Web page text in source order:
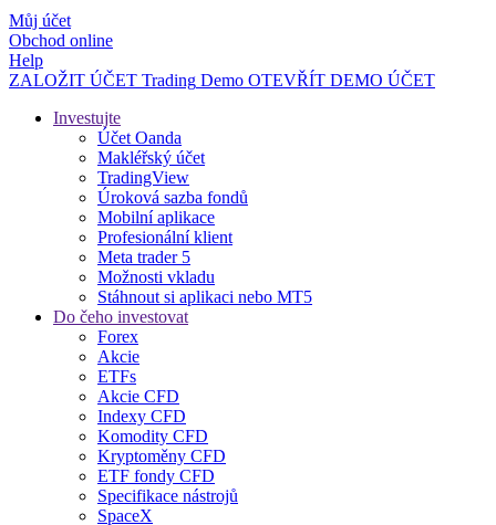
Můj účet
Obchod online
Help
ZALOŽIT ÚČET Trading Demo OTEVŘÍT DEMO ÚČET
Investujte
Účet Oanda
Makléřský účet
TradingView
Úroková sazba fondů
Mobilní aplikace
Profesionální klient
Meta trader 5
Možnosti vkladu
Stáhnout si aplikaci nebo MT5
Do čeho investovat
Forex
Akcie
ETFs
Akcie CFD
Indexy CFD
Komodity CFD
Kryptoměny CFD
ETF fondy CFD
Specifikace nástrojů
SpaceX